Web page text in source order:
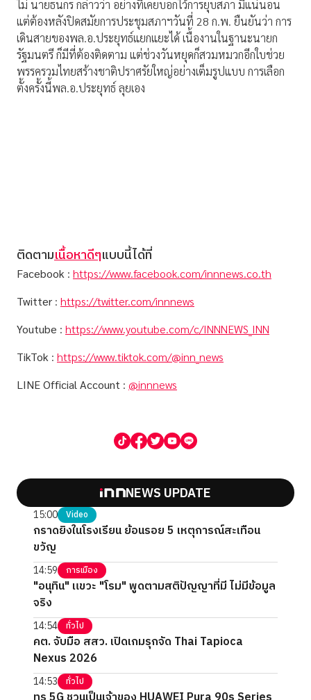
ไม่ นายธนกร กล่าวว่า อย่างที่เคยบอกไว้การยุบสภา มีแน่นอน
แต่ต้องหลังปิดสมัยการประชุมสภาฯวันที่ 28 ก.พ. ยืนยันว่า การ
เดินสายของพล.อ.ประยุทธ์แยกแยะได้ เนื้องานในฐานะนายก
รัฐมนตรี ก็มีที่ต้องติดตาม แต่ช่วงวันหยุดก็สวมหมวกอีกใบช่วย
พรรครวมไทยสร้างชาติปราศรัยใหญ่อย่างเต็มรูปแบบ การเลือก
ตั้งครั้งนี้พล.อ.ประยุทธ์ ลุยเอง
ติดตามเนื้อหาดีๆแบบนี้ได้ที่
Facebook : https://www.facebook.com/innnews.co.th
Twitter : https://twitter.com/innnews
Youtube : https://www.youtube.com/c/INNNEWS_INN
TikTok : https://www.tiktok.com/@inn_news
LINE Official Account : @innnews
NEWS UPDATE
15:00 Video
กราดยิงในโรงเรียน ย้อนรอย 5 เหตุการณ์สะเทือน
ขวัญ
14:59 การเมือง
"อนุทิน" แขวะ "โรม" พูดตามสติปัญญาที่มี ไม่มีข้อมูล
จริง
14:54 ทั่วไป
คต. จับมือ สสว. เปิดเกมรุกจัด Thai Tapioca
Nexus 2026
14:53 ทั่วไป